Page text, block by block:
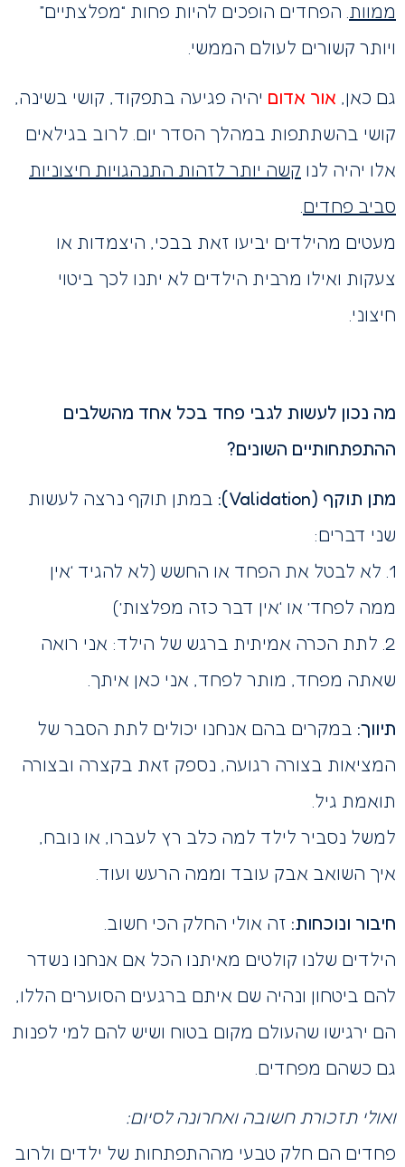
ממוות. הפחדים הופכים להיות פחות “מפלצתיים”
ויותר קשורים לעולם הממשי.
גם כאן, אור אדום יהיה פגיעה בתפקוד, קושי בשינה,
קושי בהשתתפות במהלך הסדר יום. לרוב בגילאים
אלו יהיה לנו קשה יותר לזהות התנהגויות חיצוניות
סביב פחדים
מעטים מהילדים יביעו זאת בבכי, היצמדות או
צעקות ואילו מרבית הילדים לא יתנו לכך ביטוי
חיצוני.
מה נכון לעשות לגבי פחד בכל אחד מהשלבים
ההתפתחותיים השונים?
מתן תוקף (Validation):
במתן תוקף נרצה לעשות
שני דברים:
1. לא לבטל את הפחד או החשש (לא להגיד ‘אין
ממה לפחד’ או ‘אין דבר כזה מפלצות’)
2. לתת הכרה אמיתית ברגש של הילד: אני רואה
שאתה מפחד, מותר לפחד, אני כאן איתך.
תיווך: במקרים בהם אנחנו יכולים לתת הסבר של
המציאות בצורה רגועה, נספק זאת בקצרה ובצורה
תואמת גיל.
למשל נסביר לילד למה כלב רץ לעברו, או נובח,
איך השואב אבק עובד וממה הרעש ועוד.
חיבור ונוכחות: זה אולי החלק הכי חשוב.
הילדים שלנו קולטים מאיתנו הכל אם אנחנו נשדר
להם ביטחון ונהיה שם איתם ברגעים הסוערים הללו,
הם ירגישו שהעולם מקום בטוח ושיש להם למי לפנות
גם כשהם מפחדים.
ואולי תזכורת חשובה ואחרונה לסיום:
פחדים הם חלק טבעי מההתפתחות של ילדים ולרוב